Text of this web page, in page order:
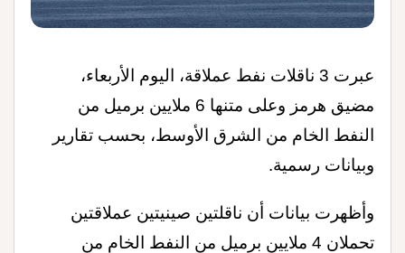
عبرت 3 ناقلات نفط عملاقة، اليوم الأربعاء،
مضيق هرمز وعلى متنها 6 ملايين برميل من
النفط الخام من الشرق الأوسط، بحسب تقارير
وبيانات رسمية.
وأظهرت بيانات أن ناقلتين صينيتين عملاقتين
تحملان 4 ملايين برميل من النفط الخام من